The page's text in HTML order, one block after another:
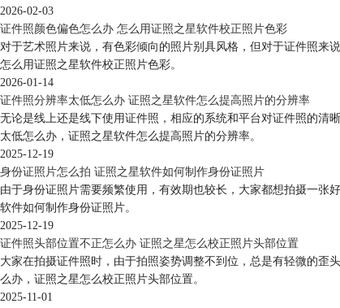
2026-02-03
证件照颜色偏色怎么办 怎么用证照之星软件校正照片色彩
对于艺术照片来说，有色彩倾向的照片别具风格，但对于证件照来
怎么用证照之星软件校正照片色彩。
2026-01-14
证件照分辨率太低怎么办 证照之星软件怎么提高照片的分辨率
无论是线上还是线下使用证件照，相应的系统和平台对证件照的清
太低怎么办，证照之星软件怎么提高照片的分辨率。
2025-12-19
身份证照片怎么拍 证照之星软件如何制作身份证照片
由于身份证照片需要频繁使用，有效期也较长，大家都想拍摄一张
软件如何制作身份证照片。
2025-12-19
证件照头部位置不正怎么办 证照之星怎么校正照片头部位置
大家在拍摄证件照时，由于拍照姿势调整不到位，总是有轻微的歪
么办，证照之星怎么校正照片头部位置。
2025-11-01